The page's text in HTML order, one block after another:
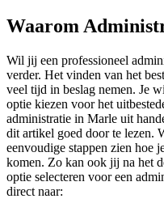
Waarom
Wil jij een professioneel
verder. Het vinden van het
veel tijd in beslag nemen. Je
optie kiezen voor het
administratie in Marle uit
dit artikel goed door te lezen.
eenvoudige stappen zien hoe
komen. Zo kan ook jij na het
optie selecteren voor een
direct naar: